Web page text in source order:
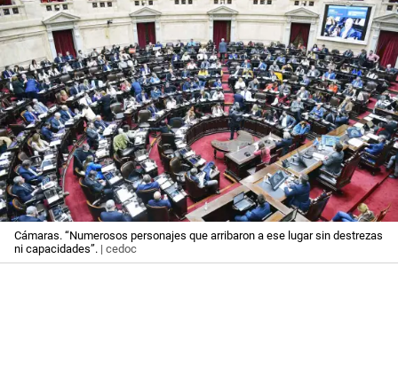
Cámaras. “Numerosos personajes que arribaron a ese lugar sin destrezas
ni capacidades”. | cedoc